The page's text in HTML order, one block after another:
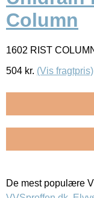
Column
1602 RIST
504 kr. (Vis fragtpris)
De mest populære